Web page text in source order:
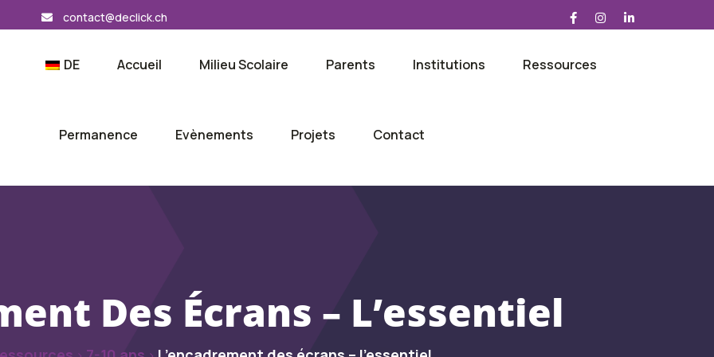
contact@declick.ch
DE Accueil Milieu Scolaire Parents Institutions Ressources
Permanence Evènements Projets Contact
Des Écrans – L’essentiel